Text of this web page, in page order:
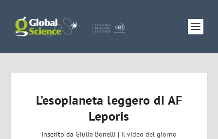
L’esopianeta leggero di AF
Leporis
Inserito da Giulia Bonelli | Il video del giorno